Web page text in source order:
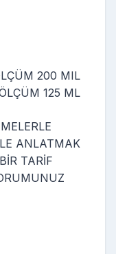
200 MIL
125 ML
ANLATMAK
TARİF